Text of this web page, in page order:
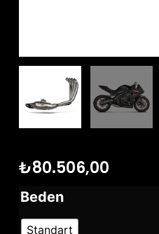
₺80.506,00
Beden
Standart